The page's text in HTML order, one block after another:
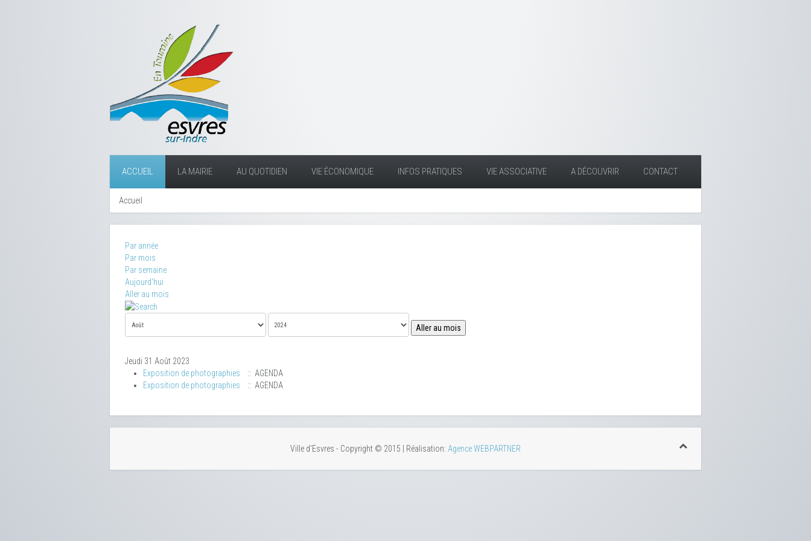
ACCUEIL LA MAIRIE AU QUOTIDIEN VIE ÉCONOMIQUE INFOS PRATIQUES VIE ASSOCIATIVE A DÉCOUVRIR CONTACT
Accueil
Par année
Par mois
Par semaine
Aujourd'hui
Aller au mois
Aller au mois
Jeudi 31 Août 2023
Exposition de photographies
:: AGENDA
Exposition de photographies
:: AGENDA
Ville d'Esvres - Copyright © 2015 | Réalisation: Agence WEBPARTNER